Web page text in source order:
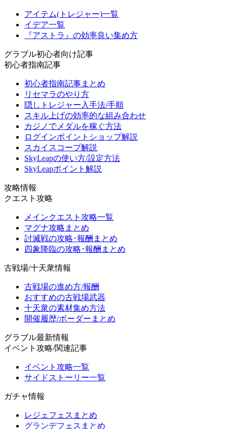
アイテム(トレジャー)一覧
イデア一覧
『アストラ』の効率良い集め方
グラブル初心者向け記事
初心者指南記事
初心者指南記事まとめ
リセマラのやり方
隠しトレジャー入手法/手順
スキル上げの効率的な組み合わせ
カジノでメダルを稼ぐ方法
ログインポイントショップ解説
スカイスコープ解説
SkyLeapの使い方/設定方法
SkyLeapポイント解説
攻略情報
クエスト攻略
メインクエスト攻略一覧
マグナ攻略まとめ
討滅戦の攻略･報酬まとめ
四象降臨の攻略･報酬まとめ
古戦場/十天衆情報
古戦場の進め方/報酬
おすすめの古戦場武器
十天衆の素材集め方法
開催履歴/ボーダーまとめ
グラブル最新情報
イベント攻略/関連記事
イベント攻略一覧
サイドストーリー一覧
ガチャ情報
レジェフェスまとめ
グランデフェスまとめ